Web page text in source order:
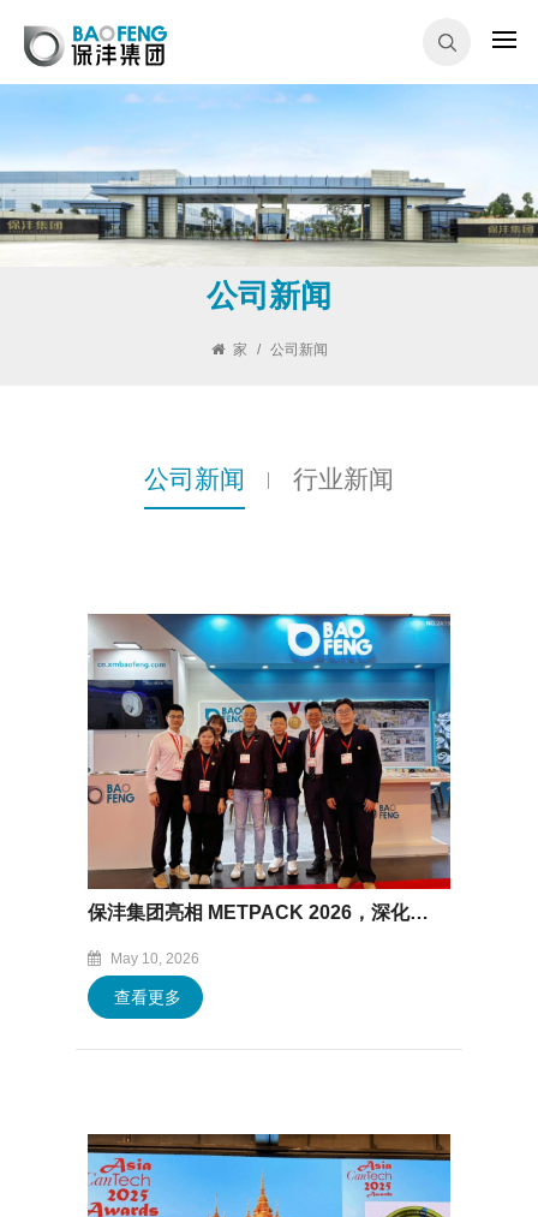
公司新闻
家 / 公司新闻
公司新闻 行业新闻
保沣集团亮相 METPACK 2026，深化全球金属包装行业交流
May 10, 2026
查看更多